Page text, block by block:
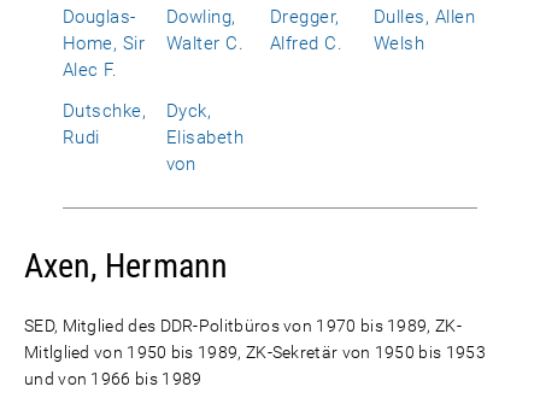
Douglas-
Home, Sir
Alec F.
Dowling,
Walter C.
Dregger,
Alfred C.
Dulles, Allen
Welsh
Dutschke,
Rudi
Dyck,
Elisabeth
von
Axen, Hermann
SED, Mitglied des DDR-Politbüros von 1970 bis 1989, ZK-
Mitlglied von 1950 bis 1989, ZK-Sekretär von 1950 bis 1953
und von 1966 bis 1989